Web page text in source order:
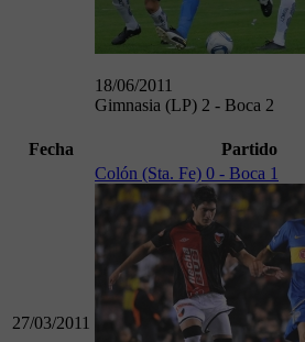
18/06/2011
Gimnasia (LP) 2 - Boca 2
Fecha Partido
27/03/2011
Colón (Sta. Fe) 0 - Boca 1